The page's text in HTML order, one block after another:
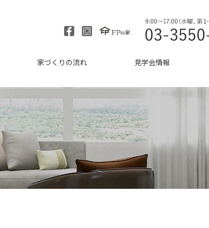
家づくりの流れ 見学会情報